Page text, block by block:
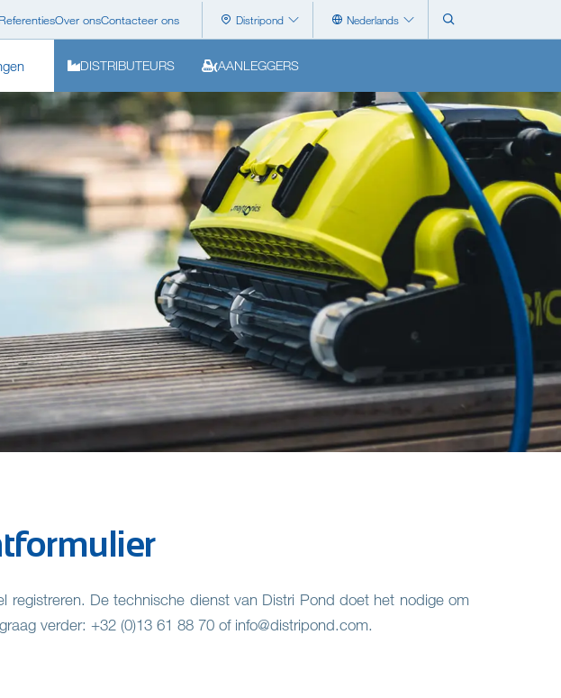
ReferentiesOver onsContacteer ons Distripond Nederlands
DISTRIBUTEURS AANLEGGERS
registreren. De technische dienst van Distri Pond doet het nodige om
verder: +32 (0)13 61 88 70 of info@distripond.com.